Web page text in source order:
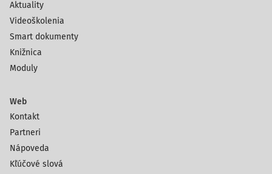
Aktuality
Videoškolenia
Smart dokumenty
Knižnica
Moduly
Web
Kontakt
Partneri
Nápoveda
Kľúčové slová